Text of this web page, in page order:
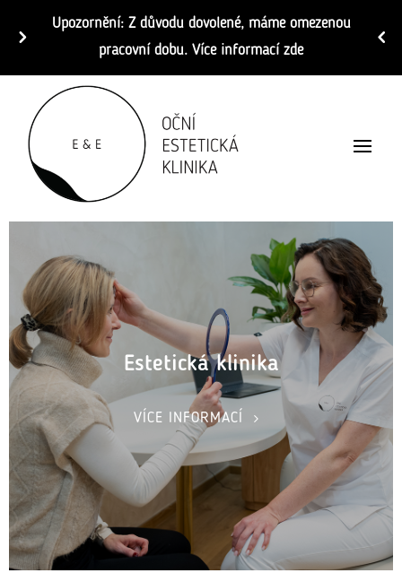
Upozornění: Z důvodu dovolené, máme omezenou
pracovní dobu. Více informací zde
Estetická klinika
VÍCE INFORMACÍ